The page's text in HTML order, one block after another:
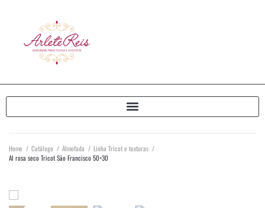
Home / Catálogo / Almofada / Linha Tricot e texturas /
Al rosa seco Tricot São Francisco 50×30